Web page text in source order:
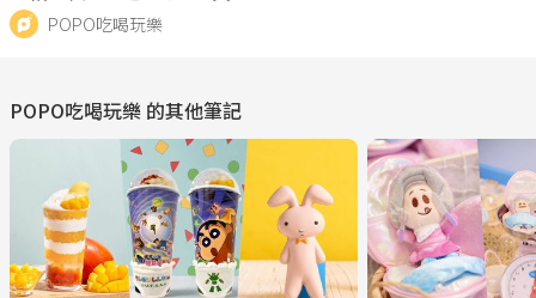
POPO吃喝玩樂
POPO吃喝玩樂 的其他筆記